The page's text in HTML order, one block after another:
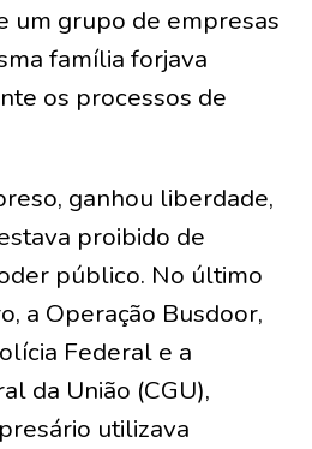
um grupo de empresas
família forjava
os processos de
ganhou liberdade,
proibido de
público. No último
a Operação Busdoor,
Federal e a
da União (CGU),
utilizava